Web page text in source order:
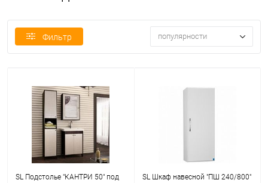
Фильтр популярности
SL Подстолье "КАНТРИ 50" под
SL Шкаф навесной "ПШ 240/800"